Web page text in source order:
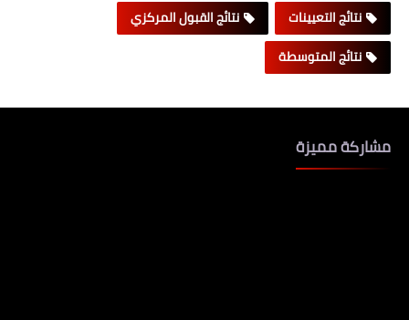
نتائج التعيينات
نتائج القبول المركزي
نتائج المتوسطة
مشاركة مميزة